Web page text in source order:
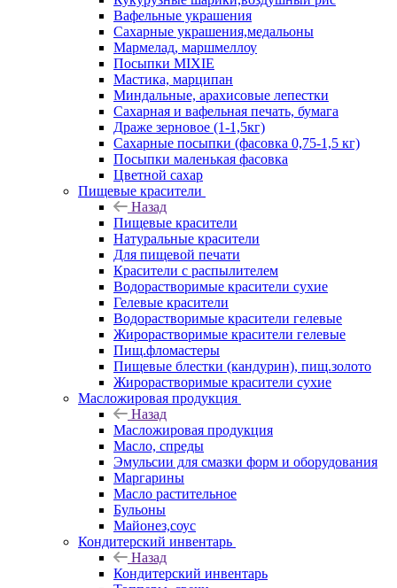
Вафельные украшения
Сахарные украшения,медальоны
Мармелад, маршмеллоу
Посыпки MIXIE
Мастика, марципан
Миндальные, арахисовые лепестки
Сахарная и вафельная печать, бумага
Драже зерновое (1-1,5кг)
Сахарные посыпки (фасовка 0,75-1,5 кг)
Посыпки маленькая фасовка
Цветной сахар
Пищевые красители
Назад
Пищевые красители
Натуральные красители
Для пищевой печати
Красители с распылителем
Водорастворимые красители сухие
Гелевые красители
Водорастворимые красители гелевые
Жирорастворимые красители гелевые
Пищ.фломастеры
Пищевые блестки (кандурин), пищ.золото
Жирорастворимые красители сухие
Масложировая продукция
Назад
Масложировая продукция
Масло, спреды
Эмульсии для смазки форм и оборудования
Маргарины
Масло растительное
Бульоны
Майонез,соус
Кондитерский инвентарь
Назад
Кондитерский инвентарь